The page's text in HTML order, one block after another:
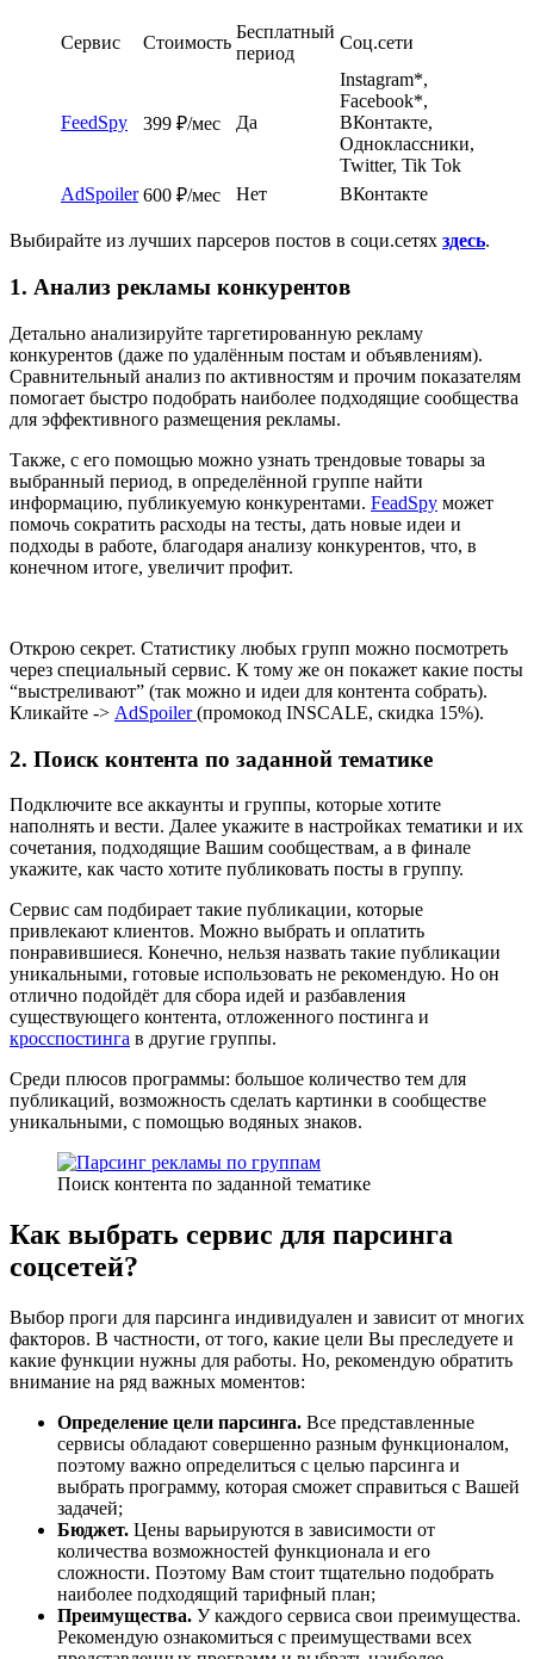
Сервис Стоимость
Бесплатный
период
Соц.сети
FeedSpy 399 ₽/мес Да
Instagram*,
Facebook*,
ВКонтакте,
Одноклассники,
Twitter, Tik Tok
AdSpoiler 600 ₽/мес Нет ВКонтакте
Выбирайте из лучших парсеров постов в соци.сетях здесь.
1. Анализ рекламы конкурентов
Детально анализируйте таргетированную рекламу
конкурентов (даже по удалённым постам и объявлениям).
Сравнительный анализ по активностям и прочим показателям
помогает быстро подобрать наиболее подходящие сообщества
для эффективного размещения рекламы.
Также, с его помощью можно узнать трендовые товары за
выбранный период, в определённой группе найти
информацию, публикуемую конкурентами. FeadSpy может
помочь сократить расходы на тесты, дать новые идеи и
подходы в работе, благодаря анализу конкурентов, что, в
конечном итоге, увеличит профит.
Открою секрет. Статистику любых групп можно посмотреть
через специальный сервис. К тому же он покажет какие посты
“выстреливают” (так можно и идеи для контента собрать).
Кликайте -> AdSpoiler(промокод INSCALE, скидка 15%).
2. Поиск контента по заданной тематике
Подключите все аккаунты и группы, которые хотите
наполнять и вести. Далее укажите в настройках тематики и их
сочетания, подходящие Вашим сообществам, а в финале
укажите, как часто хотите публиковать посты в группу.
Сервис сам подбирает такие публикации, которые
привлекают клиентов. Можно выбрать и оплатить
понравившиеся. Конечно, нельзя назвать такие публикации
уникальными, готовые использовать не рекомендую. Но он
отлично подойдёт для сбора идей и разбавления
существующего контента, отложенного постинга и
кросспостинга в другие группы.
Среди плюсов программы: большое количество тем для
публикаций, возможность сделать картинки в сообществе
уникальными, с помощью водяных знаков.
Поиск контента по заданной тематике
Как выбрать сервис для парсинга
соцсетей?
Выбор проги для парсинга индивидуален и зависит от многих
факторов. В частности, от того, какие цели Вы преследуете и
какие функции нужны для работы. Но, рекомендую обратить
внимание на ряд важных моментов:
Определение цели парсинга. Все представленные
сервисы обладают совершенно разным функционалом,
поэтому важно определиться с целью парсинга и
выбрать программу, которая сможет справиться с Вашей
задачей;
Бюджет. Цены варьируются в зависимости от
количества возможностей функционала и его
сложности. Поэтому Вам стоит тщательно подобрать
наиболее подходящий тарифный план;
Преимущества. У каждого сервиса свои преимущества.
Рекомендую ознакомиться с преимуществами всех